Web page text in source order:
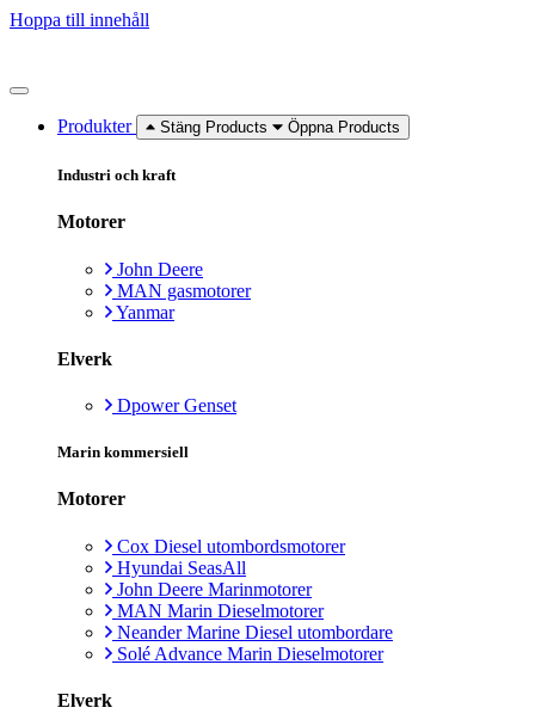
Hoppa till innehåll
Produkter Stäng Products Öppna Products
Industri och kraft
Motorer
John Deere
MAN gasmotorer
Yanmar
Elverk
Dpower Genset
Marin kommersiell
Motorer
Cox Diesel utombordsmotorer
Hyundai SeasAll
John Deere Marinmotorer
MAN Marin Dieselmotorer
Neander Marine Diesel utombordare
Solé Advance Marin Dieselmotorer
Elverk